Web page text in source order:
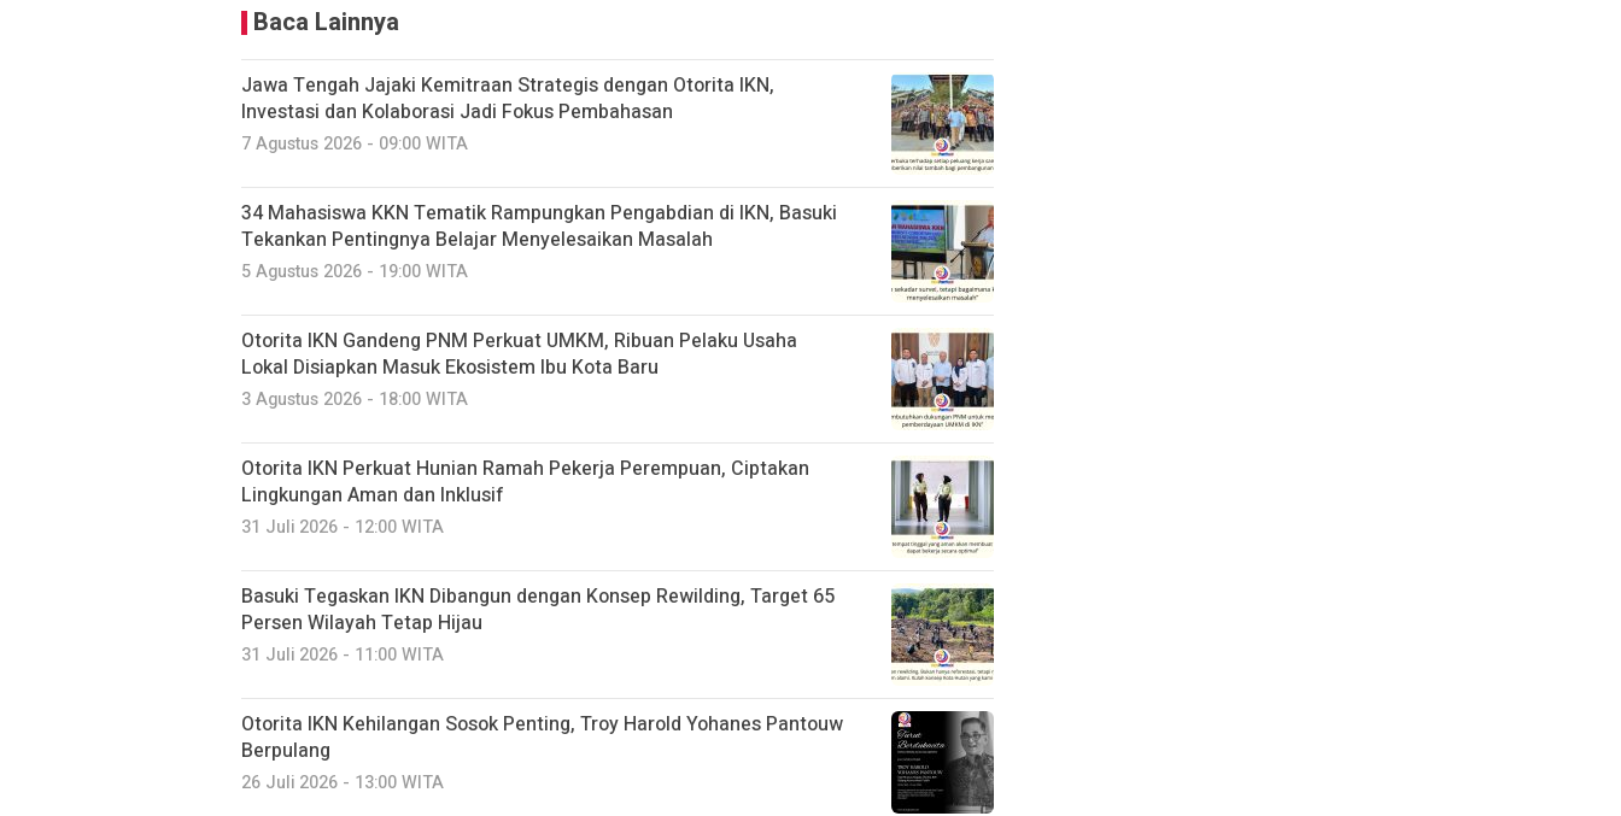
Baca Lainnya
Jawa Tengah Jajaki Kemitraan Strategis dengan Otorita IKN,
Investasi dan Kolaborasi Jadi Fokus Pembahasan
7 Agustus 2026 - 09:00 WITA
34 Mahasiswa KKN Tematik Rampungkan Pengabdian di IKN, Basuki
Tekankan Pentingnya Belajar Menyelesaikan Masalah
5 Agustus 2026 - 19:00 WITA
Otorita IKN Gandeng PNM Perkuat UMKM, Ribuan Pelaku Usaha
Lokal Disiapkan Masuk Ekosistem Ibu Kota Baru
3 Agustus 2026 - 18:00 WITA
Otorita IKN Perkuat Hunian Ramah Pekerja Perempuan, Ciptakan
Lingkungan Aman dan Inklusif
31 Juli 2026 - 12:00 WITA
Basuki Tegaskan IKN Dibangun dengan Konsep Rewilding, Target 65
Persen Wilayah Tetap Hijau
31 Juli 2026 - 11:00 WITA
Otorita IKN Kehilangan Sosok Penting, Troy Harold Yohanes Pantouw
Berpulang
26 Juli 2026 - 13:00 WITA